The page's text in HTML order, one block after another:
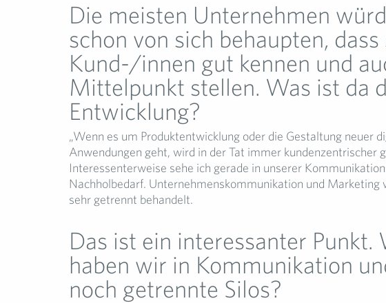
Die meisten Unternehmen
schon von sich behaupten, dass
Kund-/innen gut kennen und
Mittelpunkt stellen. Was ist da
Entwicklung?
„Wenn es um Produktentwicklung oder die Gestaltung neuer
Anwendungen geht, wird in der Tat immer kundenzentrischer
Interessenterweise sehe ich gerade in unserer
Nachholbedarf. Unternehmenskommunikation und Marketing
sehr getrennt behandelt.
Das ist ein interessanter Punkt.
haben wir in Kommunikation
noch getrennte Silos?